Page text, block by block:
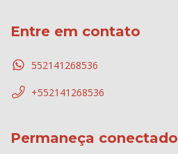
Entre em contato
552141268536
+552141268536
Permaneça conectado